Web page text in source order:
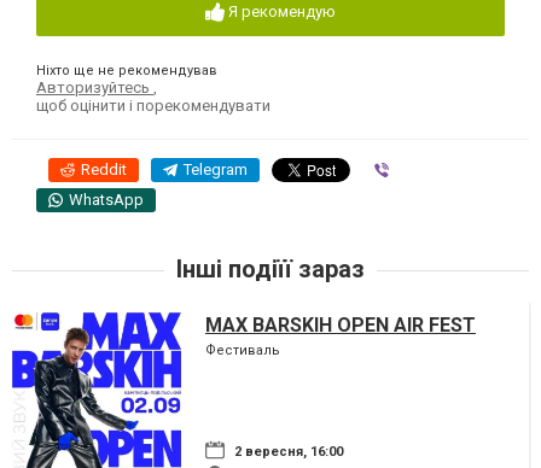
Я рекомендую
Ніхто ще не рекомендував
Авторизуйтесь ,
щоб оцінити і порекомендувати
Reddit Telegram
WhatsApp
Інші подіїї зараз
MAX BARSKIH OPEN AIR FEST
Фестиваль
2 вересня, 16:00